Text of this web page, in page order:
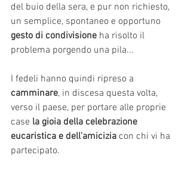
del buio della sera, e pur non richiesto,
un semplice, spontaneo e opportuno
gesto di condivisione ha risolto il
problema porgendo una pila...
I fedeli hanno quindi ripreso a
camminare, in discesa questa volta,
verso il paese, per portare alle proprie
case la gioia della celebrazione
eucaristica e dell'amicizia con chi vi ha
partecipato.